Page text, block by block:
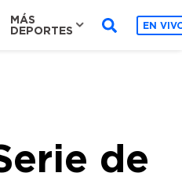
MÁS
DEPORTES
EN
de